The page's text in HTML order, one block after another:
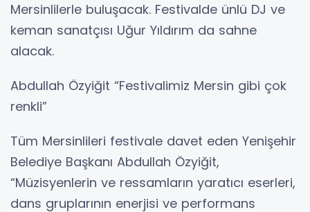
Mersinlilerle buluşacak. Festivalde ünlü DJ ve
keman sanatçısı Uğur Yıldırım da sahne
alacak.
Abdullah Özyiğit “Festivalimiz Mersin gibi çok
renkli”
Tüm Mersinlileri festivale davet eden Yenişehir
Belediye Başkanı Abdullah Özyiğit,
“Müzisyenlerin ve ressamların yaratıcı eserleri,
dans gruplarının enerjisi ve performans